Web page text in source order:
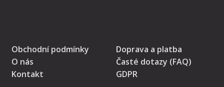
Obchodní podmínky
O nás
Kontakt
Doprava a platba
Časté dotazy (FAQ)
GDPR